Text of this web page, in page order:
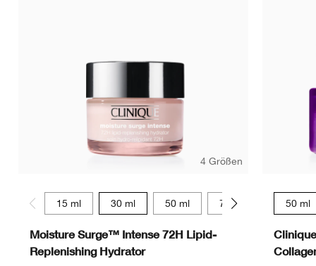
4 Größen
15 ml 30 ml 50 ml 75 ml
Moisture Surge™ Intense 72H Lipid-
Replenishing Hydrator
50 ml